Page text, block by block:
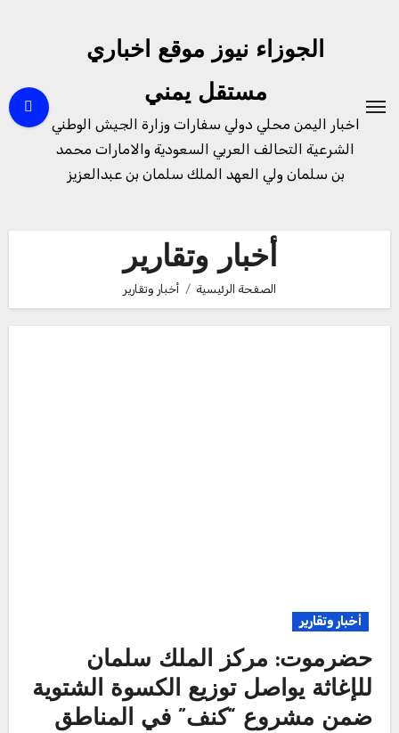
الجوزاء نيوز موقع اخباري
مستقل يمني
اخبار اليمن محلي دولي سفارات وزارة الجيش الوطني
الشرعية التحالف العربي السعودية والامارات محمد
بن سلمان ولي العهد الملك سلمان بن عبدالعزيز
أخبار وتقارير
الصفحة الرئيسية أخبار وتقارير
أخبار وتقارير
حضرموت: مركز الملك سلمان
للإغاثة يواصل توزيع الكسوة الشتوية
ضمن مشروع “كنف” في المناطق